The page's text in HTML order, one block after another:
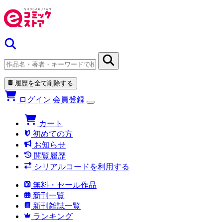
履歴を全て削除する
ログイン 会員登録
カート
初めての方
お知らせ
閲覧履歴
シリアルコードを利用する
無料・セール作品
新刊一覧
新刊雑誌一覧
ランキング